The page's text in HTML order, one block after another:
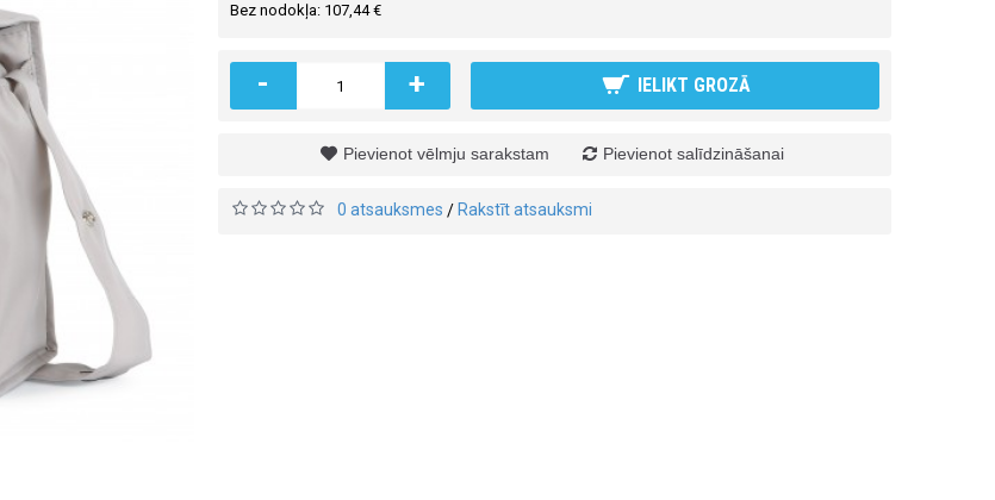
Bez nodokļa: 107,44 €
- + IELIKT GROZĀ
Pievienot vēlmju sarakstam Pievienot salīdzināšanai
0 atsauksmes / Rakstīt atsauksmi